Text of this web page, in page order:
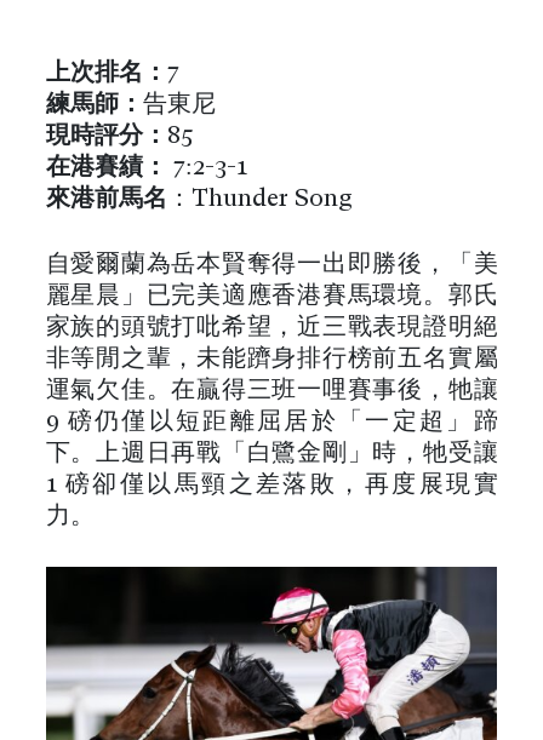
上次排名 ： 7
練馬師： 告東尼
現時評分： 85
在港賽績：
7:2-3-1
來港前馬名 ：Thunder Song
自愛爾蘭為岳本賢奪得一出即勝後，「美
麗星晨」已完美適應香港賽馬環境。郭氏
家族的頭號打吡希望，近三戰表現證明絕
非等閒之輩，未能躋身排行榜前五名實屬
運氣欠佳。在贏得三班一哩賽事後，牠讓
9 磅仍僅以短距離屈居於「一定超」蹄
下。上週日再戰「白鷺金剛」時，牠受讓
1 磅卻僅以馬頸之差落敗，再度展現實
力。